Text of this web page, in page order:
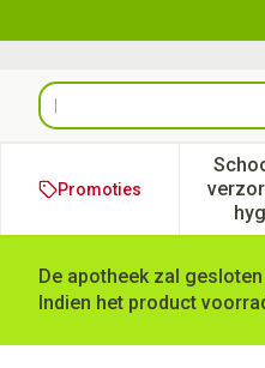
Product, merk, categorie...
Promoties
De apotheek zal
Indien het product